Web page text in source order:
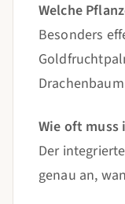
Welche
Besonders
Wie oft muss
Der
genau an,